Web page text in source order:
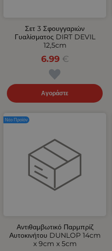
Σετ 3 Σφουγγαριών
Γυαλίσματος DIRT DEVIL
12,5cm
6.99 €
Αγοράστε
Αντιθαμβωτικό Παρμπρίζ
Αυτοκινήτου DUNLOP 14cm
x 9cm x 5cm
Νέο Προϊόν